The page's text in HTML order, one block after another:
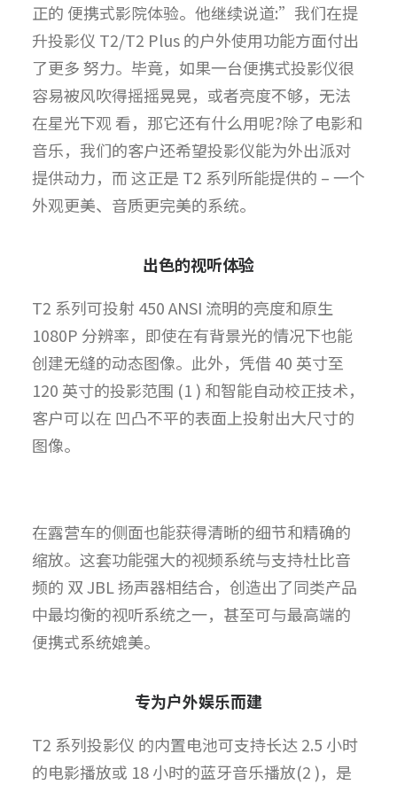
正的 便携式影院体验。他继续说道:”我们在提
升投影仪 T2/T2 Plus 的户外使用功能方面付出
了更多 努力。毕竟，如果一台便携式投影仪很
容易被风吹得摇摇晃晃，或者亮度不够，无法
在星光下观 看，那它还有什么用呢?除了电影和
音乐，我们的客户还希望投影仪能为外出派对
提供动力，而 这正是 T2 系列所能提供的 – 一个
外观更美、音质更完美的系统。
出色的视听体验
T2 系列可投射 450 ANSI 流明的亮度和原生
1080P 分辨率，即使在有背景光的情况下也能
创建无缝的动态图像。此外，凭借 40 英寸至
120 英寸的投影范围 (1 ) 和智能自动校正技术，
客户可以在 凹凸不平的表面上投射出大尺寸的
图像。
在露营车的侧面也能获得清晰的细节和精确的
缩放。这套功能强大的视频系统与支持杜比音
频的 双 JBL 扬声器相结合，创造出了同类产品
中最均衡的视听系统之一，甚至可与最高端的
便携式系统媲美。
专为户外娱乐而建
T2 系列投影仪 的内置电池可支持长达 2.5 小时
的电影播放或 18 小时的蓝牙音乐播放(2 )，是